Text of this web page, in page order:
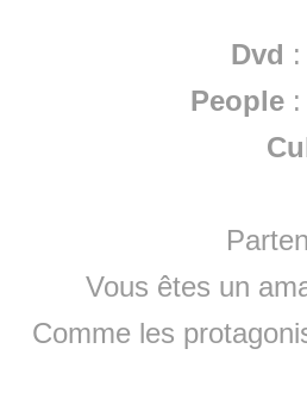
Dvd :
People
Vous êtes un
Comme les